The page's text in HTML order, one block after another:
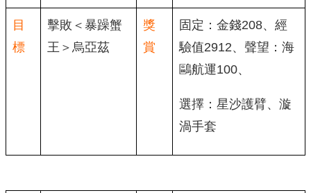
目
標
擊敗＜暴躁蟹
王＞烏亞茲
獎
賞
固定：金錢208、經
驗值2912、聲望：海
鷗航運100、
選擇：星沙護臂、漩
渦手套